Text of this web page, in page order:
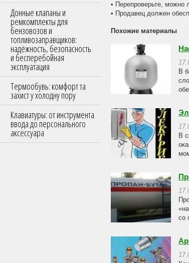
Донные клапаны и
ремкомплекты для
бензовозов и
топливозаправщиков:
надёжность, безопасность
и бесперебойная
эксплуатация
Термообувь: комфорт та
захист у холодну пору
Клавиатуры: от инструмента
ввода до персонального
аксессуара
• Перепроверьте, можно
• Продавец должен
Похожие материалы
В
В
со